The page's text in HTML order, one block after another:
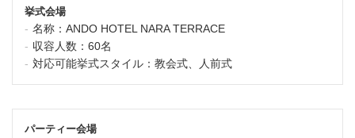
挙式会場
名称： ANDO HOTEL NARA TERRACE
収容人数： 60名
対応可能挙式スタイル： 教会式、人前式
パーティー会場